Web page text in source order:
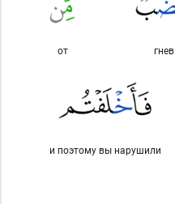
гнев
от
и поэтому вы нарушили